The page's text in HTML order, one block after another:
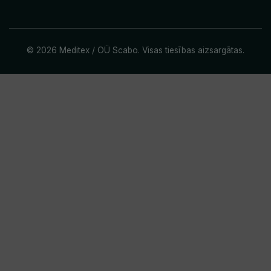
© 2026 Meditex / OÜ Scabo. Visas tiesības aizsargātas.